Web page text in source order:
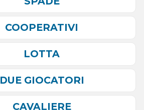
COOPERATIVI
LOTTA
DUE GIOCATORI
CAVALIERE